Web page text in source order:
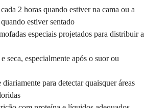
2 horas quando estiver na cama ou a
estiver sentado
especiais projetados para distribuir a
seca, especialmente após o suor ou
para detectar quaisquer áreas